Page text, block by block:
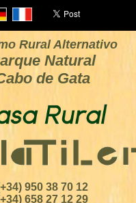
Rural Alternativo
Natural
de Gata
950 38 70 12
658 27 12 29